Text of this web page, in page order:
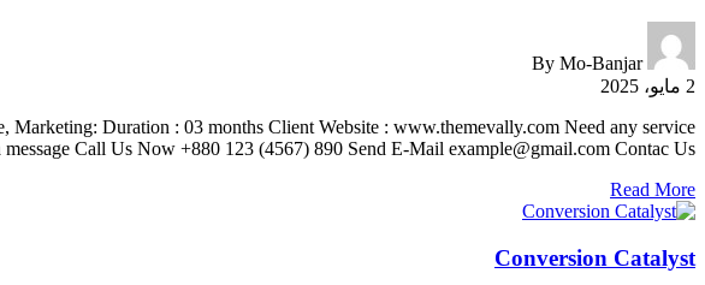
By Mo-Banjar
2 مايو، 2025
Marketing: Duration : 03 months Client Website : www.themevally.com Need any service
Call Us Now +880 123 (4567) 890 Send E-Mail example@gmail.com Contac Us
Read More
Conversion Catalyst